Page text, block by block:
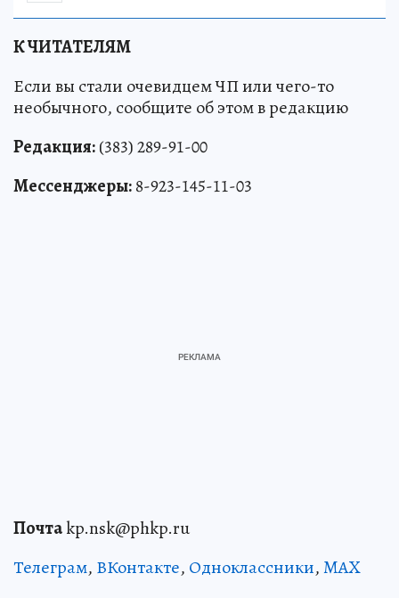
К ЧИТАТЕЛЯМ
Если вы стали очевидцем ЧП или чего-то
необычного, сообщите об этом в редакцию
Редакция:(383) 289-91-00
Мессенджеры:8-923-145-11-03
Почтаkp.nsk@phkp.ru
Телеграм, ВКонтакте, Одноклассники,MAX